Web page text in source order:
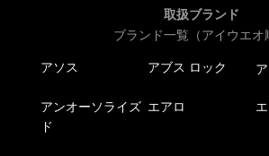
取扱ブランド
ブランド一覧（アイウエオ
アソス アブス ロック
アンオーソライズ
ド
エアロ